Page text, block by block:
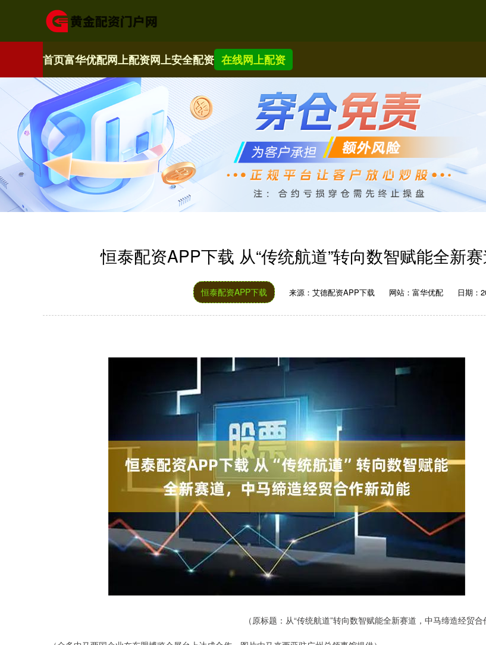
首页富华优配网上配资网上安全配资 在线网上配资
恒泰配资APP下载 从“传统航道”转向数智赋能全新
恒泰配资APP下载 来源：艾德配资APP下载 网站：富华优配 日期：
（原标题：从“传统航道”转向数智赋能全新赛道，中马缔造经贸合